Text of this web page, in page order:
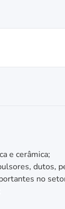
e cerâmica;
dutos,
no